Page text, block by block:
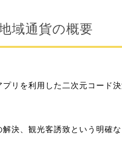
域通貨の概要
リを利用した二次元コード
決、観光客誘致という明確